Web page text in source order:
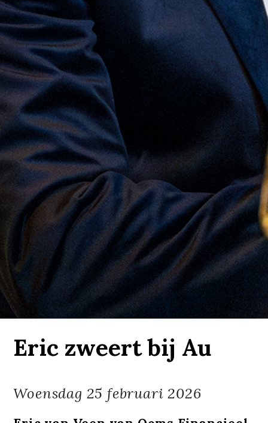
Eric zweert bij Au
Woensdag 25 februari 2026